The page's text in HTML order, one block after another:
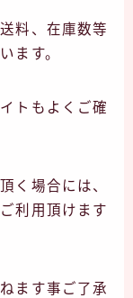
料、在庫数等
ます。
トもよくご確
く場合には、
利用頂けます
ます事ご了承